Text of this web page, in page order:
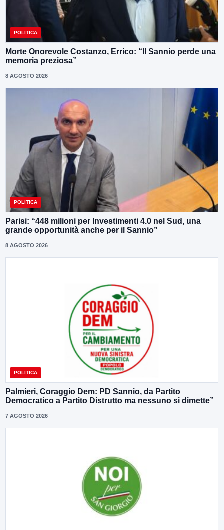
POLITICA
Morte Onorevole Costanzo, Errico: “Il Sannio perde una
memoria preziosa”
8 AGOSTO 2026
POLITICA
Parisi: “448 milioni per Investimenti 4.0 nel Sud, una
grande opportunità anche per il Sannio”
8 AGOSTO 2026
POLITICA
Palmieri, Coraggio Dem: PD Sannio, da Partito
Democratico a Partito Distrutto ma nessuno si dimette”
7 AGOSTO 2026